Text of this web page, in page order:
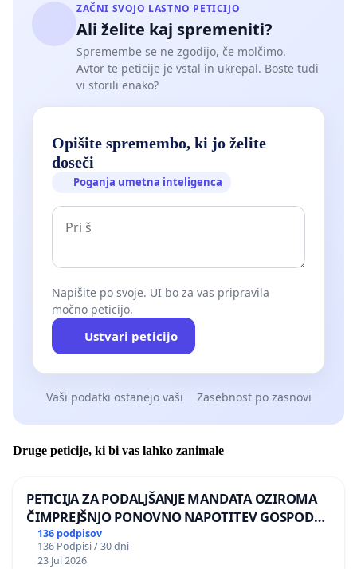
ZAČNI SVOJO LASTNO PETICIJO
Ali želite kaj spremeniti?
Spremembe se ne zgodijo, če molčimo.
Avtor te peticije je vstal in ukrepal. Boste tudi
vi storili enako?
Opišite spremembo, ki jo želite
doseči
Poganja umetna inteligenca
Napišite po svoje. UI bo za vas pripravila
močno peticijo.
Ustvari peticijo
Vaši podatki ostanejo vaši Zasebnost po zasnovi
Druge peticije, ki bi vas lahko zanimale
PETICIJA ZA PODALJŠANJE MANDATA OZIROMA
ČIMPREJŠNJO PONOVNO NAPOTITEV GOSPODA
BERNARDA ŠRAJNERJA NA VELEPOSLANIŠTVO
REPUBLIKE SLOVENIJE V MOSKVI
136 podpisov
136 Podpisi / 30 dni
23 Jul 2026